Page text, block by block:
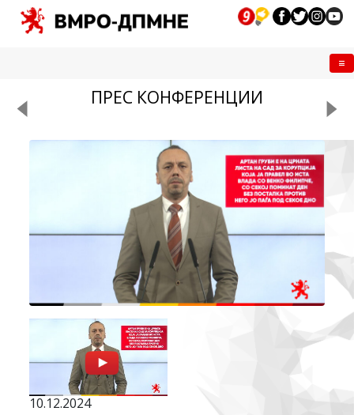
ПРЕС КОНФЕРЕНЦИИ
10.12.2024